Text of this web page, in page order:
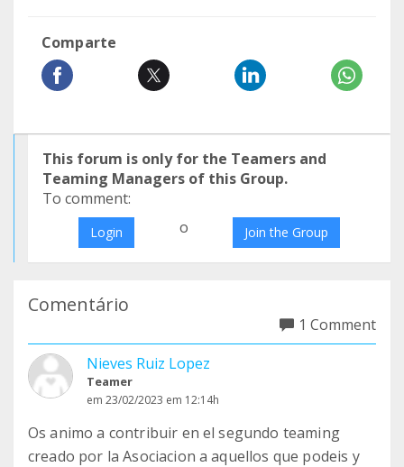
Comparte
This forum is only for the Teamers and
Teaming Managers of this Group.
To comment:
Login o Join the Group
Comentário
1 Comment
Nieves Ruiz Lopez
Teamer
em 23/02/2023 em 12:14h
Os animo a contribuir en el segundo teaming
creado por la Asociacion a aquellos que podeis y